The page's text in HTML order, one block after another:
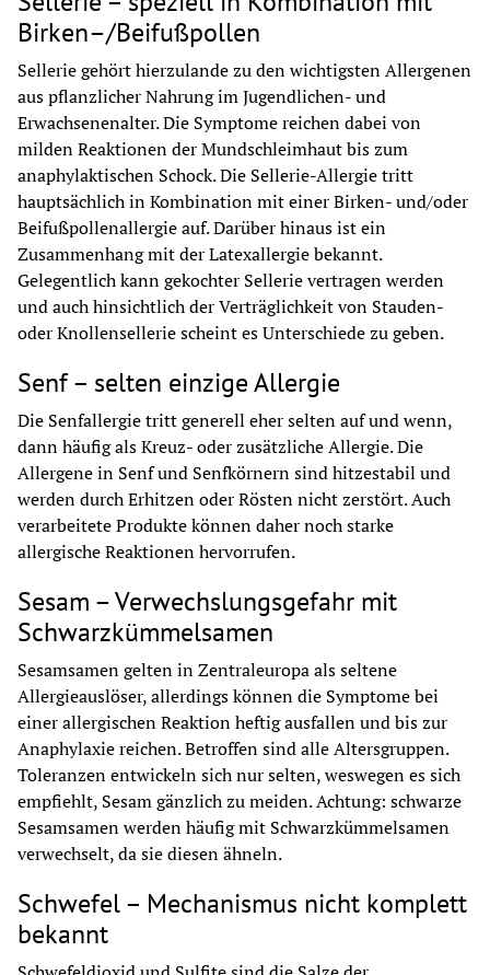
Birken–/Beifußpollen
Sellerie gehört hierzulande zu den wichtigsten Allergenen
aus pflanzlicher Nahrung im Jugendlichen- und
Erwachsenenalter. Die Symptome reichen dabei von
milden Reaktionen der Mundschleimhaut bis zum
anaphylaktischen Schock. Die Sellerie-Allergie tritt
hauptsächlich in Kombination mit einer Birken- und/oder
Beifußpollenallergie auf. Darüber hinaus ist ein
Zusammenhang mit der Latexallergie bekannt.
Gelegentlich kann gekochter Sellerie vertragen werden
und auch hinsichtlich der Verträglichkeit von Stauden-
oder Knollensellerie scheint es Unterschiede zu geben.
Senf – selten einzige Allergie
Die Senfallergie tritt generell eher selten auf und wenn,
dann häufig als Kreuz- oder zusätzliche Allergie. Die
Allergene in Senf und Senfkörnern sind hitzestabil und
werden durch Erhitzen oder Rösten nicht zerstört. Auch
verarbeitete Produkte können daher noch starke
allergische Reaktionen hervorrufen.
Sesam – Verwechslungsgefahr mit
Schwarzkümmelsamen
Sesamsamen gelten in Zentraleuropa als seltene
Allergieauslöser, allerdings können die Symptome bei
einer allergischen Reaktion heftig ausfallen und bis zur
Anaphylaxie reichen. Betroffen sind alle Altersgruppen.
Toleranzen entwickeln sich nur selten, weswegen es sich
empfiehlt, Sesam gänzlich zu meiden. Achtung: schwarze
Sesamsamen werden häufig mit Schwarzkümmelsamen
verwechselt, da sie diesen ähneln.
Schwefel – Mechanismus nicht komplett
bekannt